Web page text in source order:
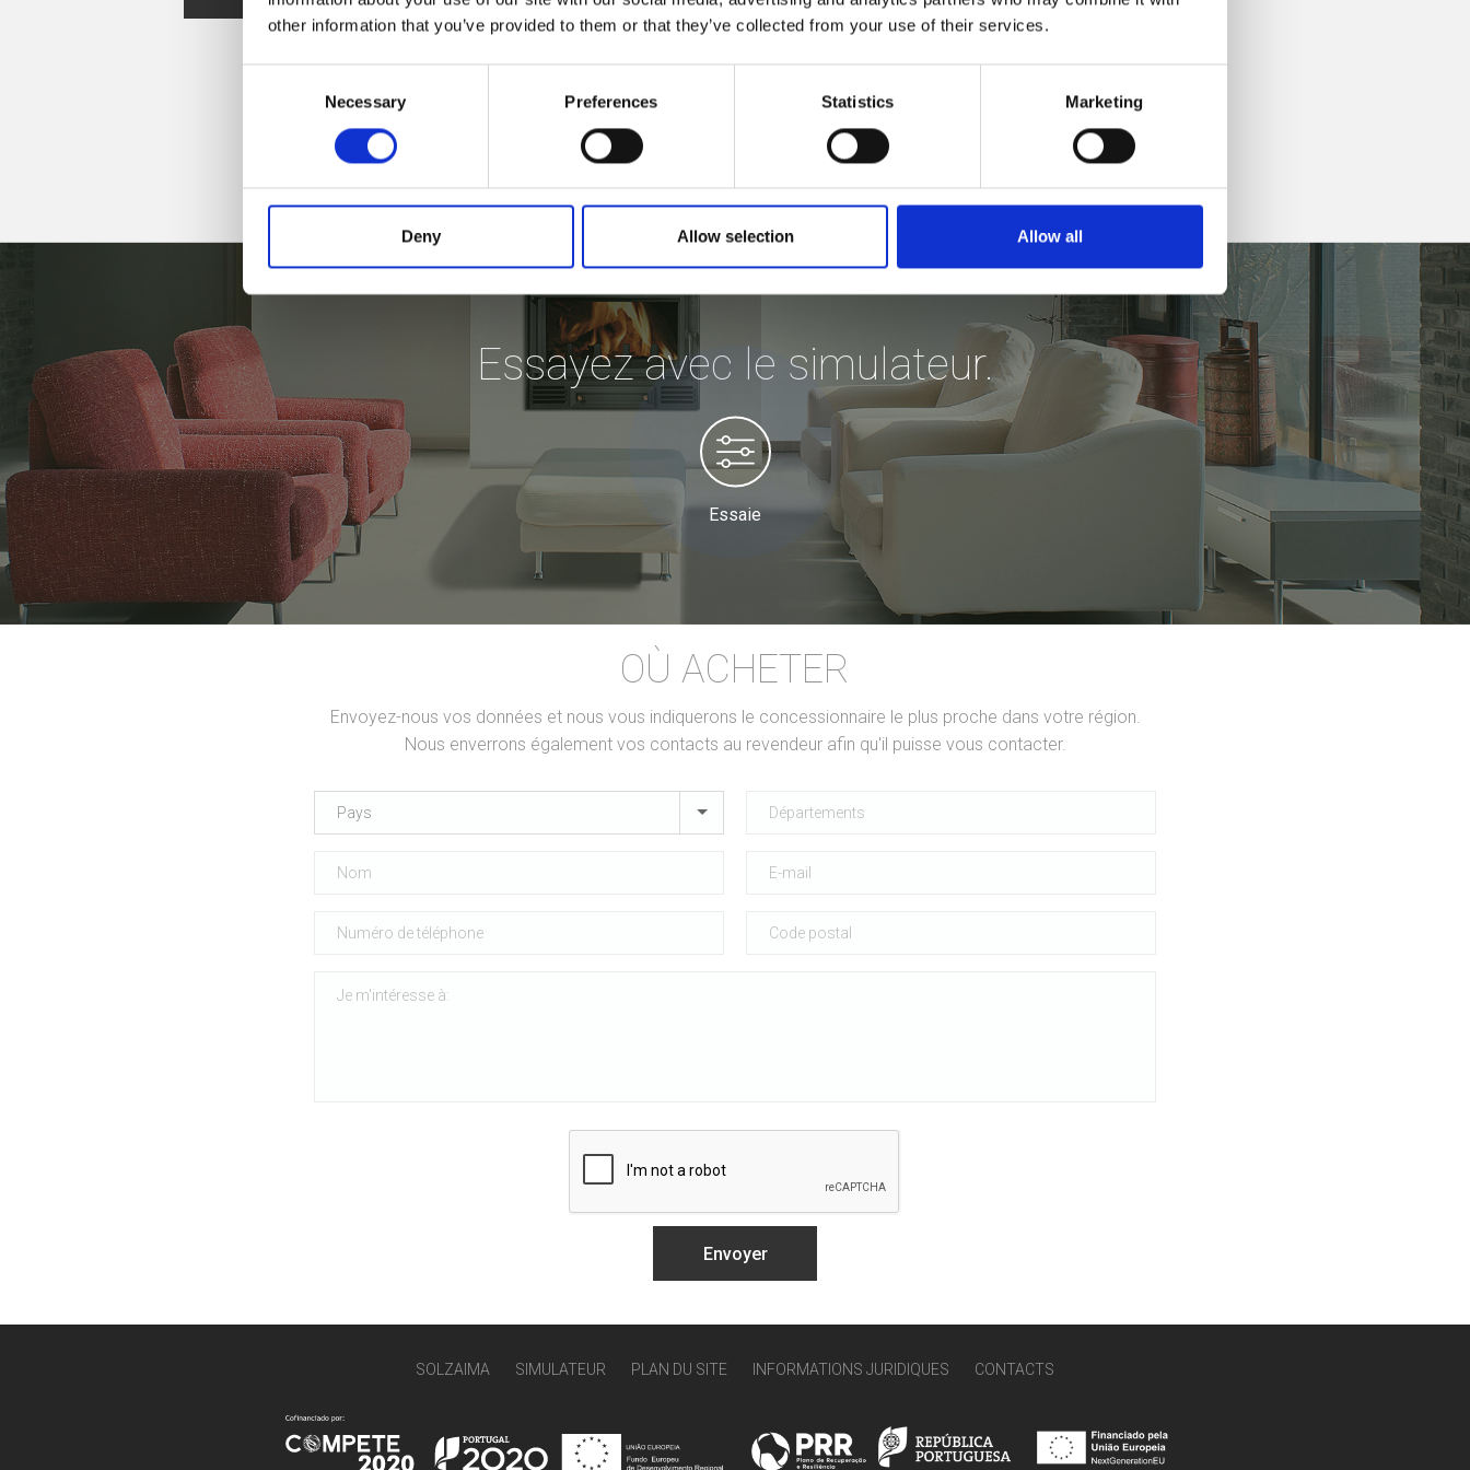
other information that you’ve provided to them or that they’ve collected from your use of their services.
Necessary Preferences Statistics Marketing
Deny Allow selection Allow all
Essayez avec le simulateur.
Essaie
OÙ ACHETER
Envoyez-nous vos données et nous vous indiquerons le concessionnaire le plus proche dans votre région.
Nous enverrons également vos contacts au revendeur afin qu'il puisse vous contacter.
Pays
SOLZAIMA SIMULATEUR PLAN DU SITE INFORMATIONS JURIDIQUES CONTACTS